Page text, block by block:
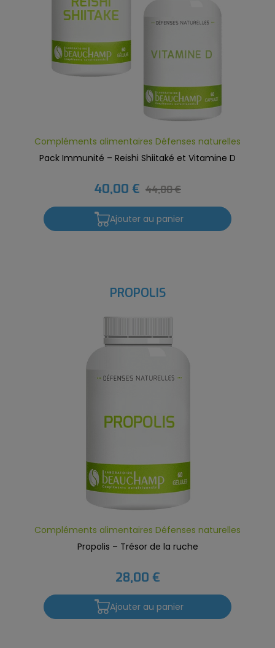
Compléments alimentaires Défenses naturelles
Pack Immunité – Reishi Shiitaké et Vitamine D
40,00 € 44,00 €
Ajouter au panier
PROPOLIS
Compléments alimentaires Défenses naturelles
Propolis – Trésor de la ruche
28,00 €
Ajouter au panier